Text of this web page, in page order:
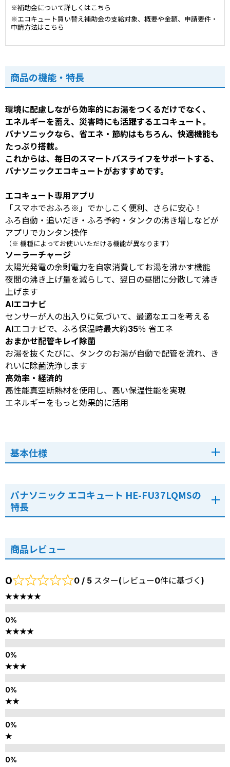
※補助金について詳しくはこちら
※エコキュート買い替え補助金の支給対象、概要や金額、申請要件・
申請方法はこちら
商品の機能・特長
環境に配慮しながら効率的にお湯をつくるだけでなく、
エネルギーを蓄え、災害時にも活躍するエコキュート。
パナソニックなら、省エネ・節約はもちろん、快適機能も
たっぷり搭載。
これからは、毎日のスマートバスライフをサポートする、
パナソニックエコキュートがおすすめです。
エコキュート専用アプリ
「スマホでおふろ※」でかしこく便利、さらに安心！
ふろ自動・追いだき・ふろ予約・タンクの沸き増しなどが
アプリでカンタン操作
（※ 機種によってお使いいただける機能が異なります）
ソーラーチャージ
太陽光発電の余剰電力を自家消費してお湯を沸かす機能
夜間の沸き上げ量を減らして、翌日の昼間に分散して沸き
上げます
AIエコナビ
センサーが人の出入りに気づいて、最適なエコを考える
AIエコナビで、ふろ保温時最大約35％ 省エネ
おまかせ配管キレイ除菌
お湯を抜くたびに、タンクのお湯が自動で配管を流れ、き
れいに除菌洗浄します
高効率・経済的
高性能真空断熱材を使用し、高い保温性能を実現
エネルギーをもっと効果的に活用
基本仕様
パナソニック エコキュート HE-FU37LQMSの
特長
商品レビュー
0 0 / 5 スター(レビュー0件に基づく)
★★★★★
★★★★
★★★
★★
★